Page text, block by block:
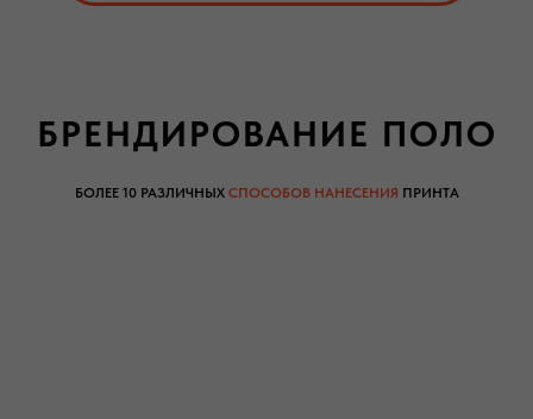
БРЕНДИРОВАНИЕ ПОЛО
БОЛЕЕ 10 РАЗЛИЧНЫХ СПОСОБОВ НАНЕСЕНИЯ ПРИНТА